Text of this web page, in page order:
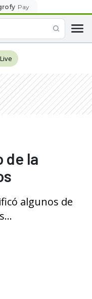
Pay
de la
algunos de